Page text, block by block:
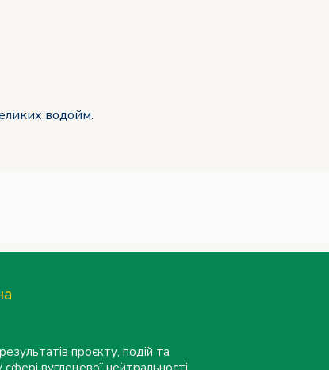
водойм.
проєкту, подій та